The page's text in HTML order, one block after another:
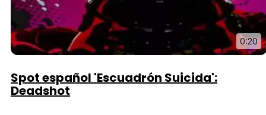
0:20
Spot español 'Escuadrón Suicida':
Deadshot